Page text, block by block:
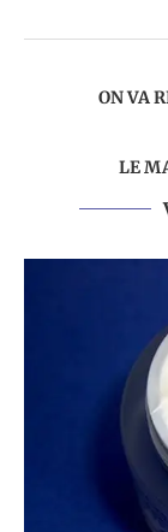
ON VA
LE